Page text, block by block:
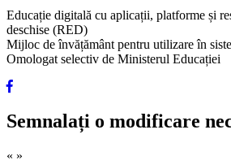
Educație digitală cu aplicații, platforme și
deschise (RED)
Mijloc de învățământ pentru utilizare în
Omologat selectiv de Ministerul Educației
Semnalați o modificare
« »